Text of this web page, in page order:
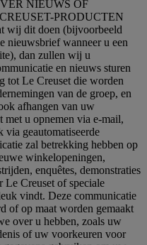
NIEUWS OF
PRODUCTEN
wij dit doen (bijvoorbeeld
nieuwsbrief wanneer u een
dan zullen wij u
en nieuws sturen
tot Le Creuset die worden
van de groep, en
afhangen van uw
u opnemen via e-mail,
via geautomatiseerde
zal betrekking hebben op
winkelopeningen,
enquêtes, demonstraties
Le Creuset of speciale
vindt. Deze communicatie
of op maat worden gemaakt
over u hebben, zoals uw
of uw voorkeuren voor